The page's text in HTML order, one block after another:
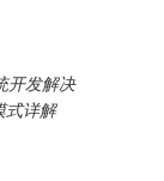
开发解决
式详解